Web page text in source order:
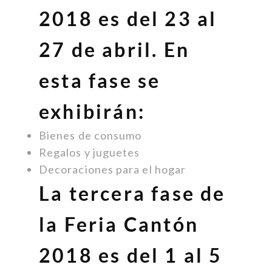
2018 es del 23 al
27 de abril. En
esta fase se
exhibirán:
Bienes de consumo
Regalos y juguetes
Decoraciones para el hogar
La tercera fase de
la Feria Cantón
2018 es del 1 al 5